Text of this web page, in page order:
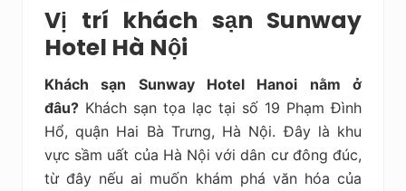
Vị trí khách sạn Sunway
Hotel Hà Nội
Khách sạn Sunway Hotel Hanoi nằm ở
đâu? Khách sạn tọa lạc tại số 19 Phạm Đình
Hổ, quận Hai Bà Trưng, Hà Nội. Đây là khu
vực sầm uất của Hà Nội với dân cư đông đúc,
từ đây nếu ai muốn khám phá văn hóa của